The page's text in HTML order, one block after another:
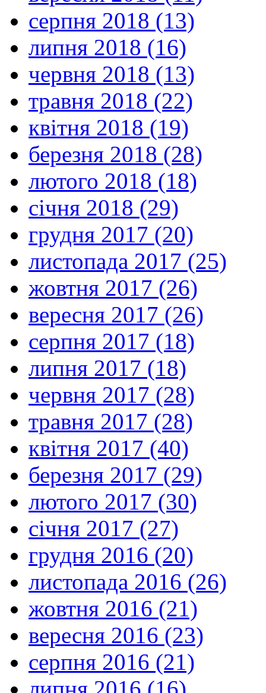
серпня 2018 (13)
липня 2018 (16)
червня 2018 (13)
травня 2018 (22)
квітня 2018 (19)
березня 2018 (28)
лютого 2018 (18)
січня 2018 (29)
грудня 2017 (20)
листопада 2017 (25)
жовтня 2017 (26)
вересня 2017 (26)
серпня 2017 (18)
липня 2017 (18)
червня 2017 (28)
травня 2017 (28)
квітня 2017 (40)
березня 2017 (29)
лютого 2017 (30)
січня 2017 (27)
грудня 2016 (20)
листопада 2016 (26)
жовтня 2016 (21)
вересня 2016 (23)
серпня 2016 (21)